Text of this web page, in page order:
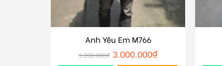
Anh Yêu Em M766
3.200.000₫ 3.000.000₫